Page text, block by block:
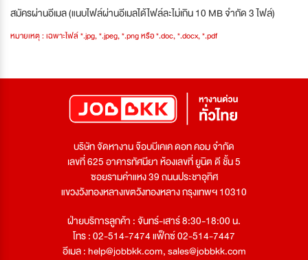
สมัครผ่านอีเมล (แนบไฟล์ผ่านอีเมลได้ไฟล์ละไม่เกิน 10 MB จำกัด 3 ไฟล์)
หมายเหตุ : เฉพาะไฟล์ *.jpg, *.jpeg, *.png หรือ *.doc, *.docx, *.pdf
บริษัท จัดหางาน จ๊อบบีเคเค ดอท คอม จำกัด
เลขที่ 625 อาคารทัศนียา ห้องเลขที่ ยูนิต ดี ชั้น 5
ซอยรามคำแหง 39 ถนนประชาอุทิศ
แขวงวังทองหลางเขตวังทองหลาง กรุงเทพฯ 10310
ฝ่ายบริการลูกค้า : จันทร์-เสาร์ 8:30-18:00 น.
โทร : 02-514-7474 แฟ็กซ์ 02-514-7447
อีเมล :help@jobbkk.com,sales@jobbkk.com